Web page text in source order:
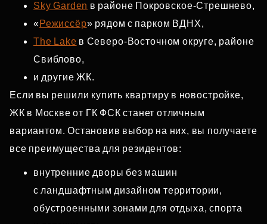
Sky Garden в районе Покровское‑Стрешнево,
«Режиссёр» рядом с парком ВДНХ,
The Lake в Северо‑Восточном округе, районе
Свиблово,
и другие ЖК.
Если вы решили купить квартиру в новостройке,
ЖК в Москве от ГК ФСК станет отличным
вариантом. Остановив выбор на них, вы получаете
все преимущества для резидентов:
внутренние дворы без машин
с ландшафтным дизайном территории,
обустроенными зонами для отдыха, спорта